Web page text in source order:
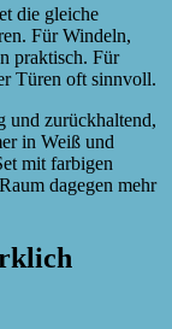
die gleiche
Für Windeln,
praktisch. Für
Türen oft sinnvoll.
und zurückhaltend,
in Weiß und
mit farbigen
dagegen mehr